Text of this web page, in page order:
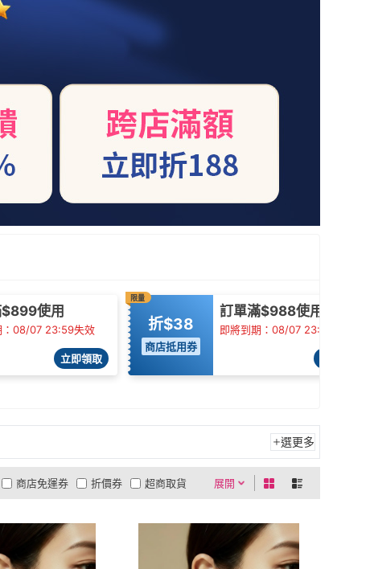
使用
：08/07 23:59失效
立即領取
限量
折$38
商店抵用券
訂單滿$988使用
即將到期：08/07 23:59失效
選更多
展開
折價券
有影片
商品有量
超商取貨
商店免運券
0利率
及以上
及以上 1